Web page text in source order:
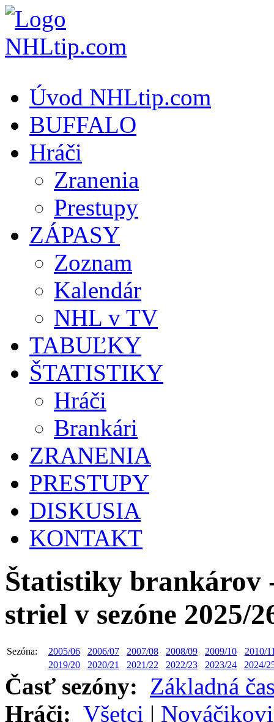
Úvod NHLtip.com
BUFFALO
Hráči
Zranenia
Prestupy
ZÁPASY
Zoznam
Kalendár
NHL v TV
TABUĽKY
ŠTATISTIKY
Hráči
Brankári
ZRANENIA
PRESTUPY
DISKUSIA
KONTAKT
Štatistiky brankárov
striel v sezóne 2025/
Sezóna: 2005/06 2006/07 2007/08 2008/09 2009/10
2010/
2019/20
2020/21 2021/22 2022/23 2023/24 2024/
Časť sezóny: Základná
Hráči: Všetci |